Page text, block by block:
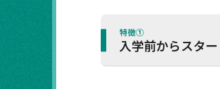
特徴①
入学前からスタ